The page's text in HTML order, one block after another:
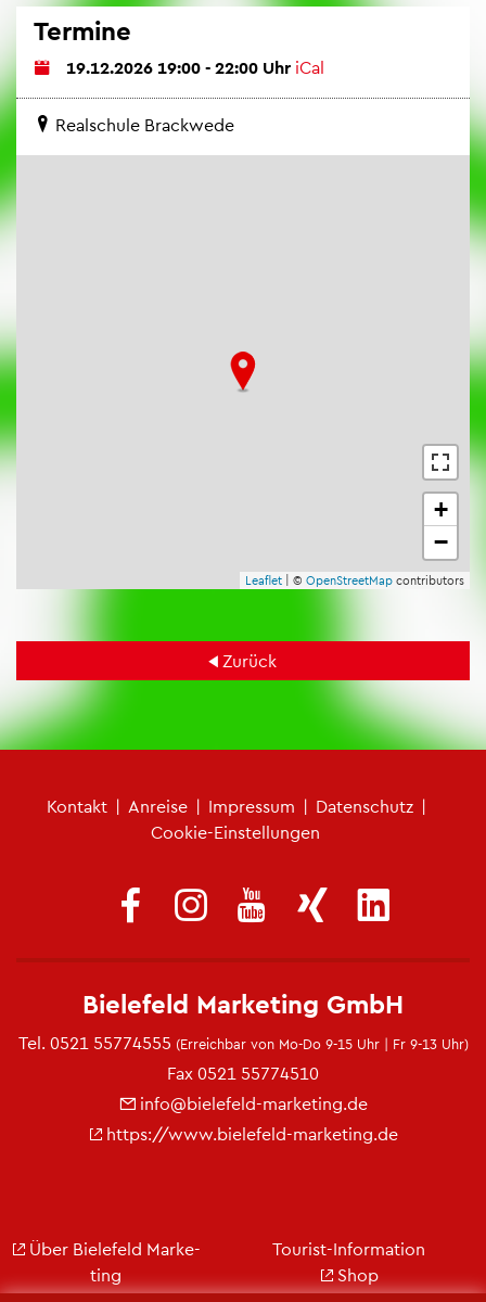
Ter­mi­ne
19.12.2026 19:00 - 22:00 Uhr iCal
Re­al­schu­le Brack­we­de
+
−
Leaf­let | © Open­Street­Map con­tri­bu­tors
Zu­rück
Kon­takt | An­rei­se | Im­pres­sum | Da­ten­schutz |
Coo­kie-Ein­stel­lun­gen
Bie­le­feld Mar­ke­ting GmbH
Tel. 0521 55774555 (Er­reich­bar von Mo-Do 9-15 Uhr | Fr 9-13 Uhr)
Fax 0521 55774510
info@​bielefeld-​marketing.​de
https://​www.​bielefeld-​marketing.​de
Über Bie­le­feld Mar­ke­
ting
Tou­rist-In­for­ma­ti­on
Shop